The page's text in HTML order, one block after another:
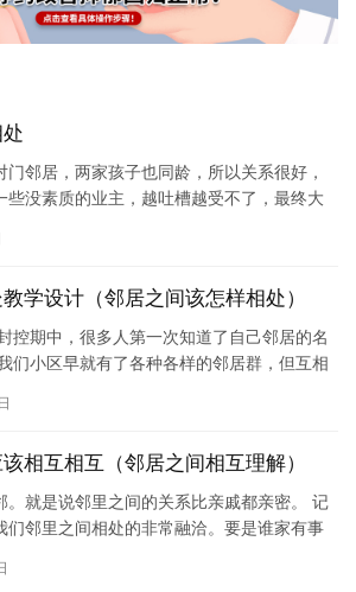
邻居，两家孩子也同龄，所以关系很好，
些没素质的业主，越吐槽越受不了，最终大
学设计（邻居之间该怎样相处）
控期中，很多人第一次知道了自己邻居的名
们小区早就有了各种各样的邻居群，但互相
相互相互（邻居之间相互理解）
。就是说邻里之间的关系比亲戚都亲密。 记
们邻里之间相处的非常融洽。要是谁家有事